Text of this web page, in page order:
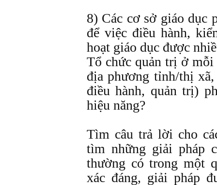
8) Các cơ sở giáo dục
để việc điều hành,
hoạt giáo dục được
Tổ chức quản trị ở
địa phương tỉnh/thị
điều hành, quản trị)
hiệu năng?
Tìm câu trả lời cho
tìm những giải pháp
thường có trong một
xác đáng, giải pháp